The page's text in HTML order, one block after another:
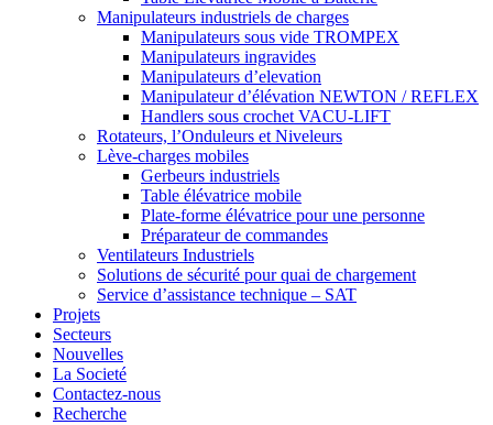
Manipulateurs industriels de charges
Manipulateurs sous vide TROMPEX
Manipulateurs ingravides
Manipulateurs d’elevation
Manipulateur d’élévation NEWTON / REFLEX
Handlers sous crochet VACU-LIFT
Rotateurs, l’Onduleurs et Niveleurs
Lève-charges mobiles
Gerbeurs industriels
Table élévatrice mobile
Plate-forme élévatrice pour une personne
Préparateur de commandes
Ventilateurs Industriels
Solutions de sécurité pour quai de chargement
Service d’assistance technique – SAT
Projets
Secteurs
Nouvelles
La Societé
Contactez-nous
Recherche